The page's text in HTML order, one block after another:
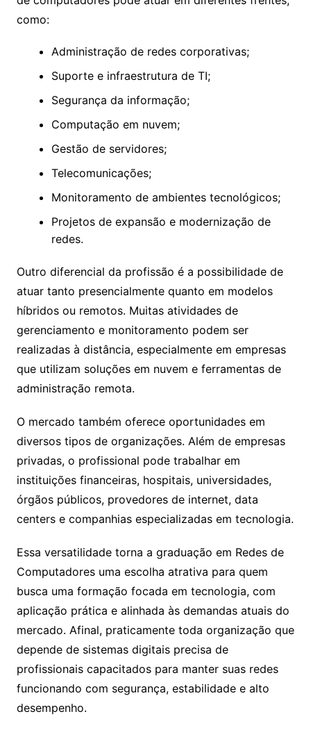
como:
Administração de redes corporativas;
Suporte e infraestrutura de TI;
Segurança da informação;
Computação em nuvem;
Gestão de servidores;
Telecomunicações;
Monitoramento de ambientes tecnológicos;
Projetos de expansão e modernização de
redes.
Outro diferencial da profissão é a possibilidade de
atuar tanto presencialmente quanto em modelos
híbridos ou remotos. Muitas atividades de
gerenciamento e monitoramento podem ser
realizadas à distância, especialmente em empresas
que utilizam soluções em nuvem e ferramentas de
administração remota.
O mercado também oferece oportunidades em
diversos tipos de organizações. Além de empresas
privadas, o profissional pode trabalhar em
instituições financeiras, hospitais, universidades,
órgãos públicos, provedores de internet, data
centers e companhias especializadas em tecnologia.
Essa versatilidade torna a graduação em Redes de
Computadores uma escolha atrativa para quem
busca uma formação focada em tecnologia, com
aplicação prática e alinhada às demandas atuais do
mercado. Afinal, praticamente toda organização que
depende de sistemas digitais precisa de
profissionais capacitados para manter suas redes
funcionando com segurança, estabilidade e alto
desempenho.